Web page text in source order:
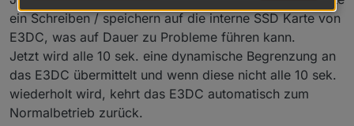
nicht beliebig setzen. Es scheint einen
Mindestwert für VALUE zu geben und bei
manchen MODE-Werten wird VALUE in der
Antwort immer auf 0 zurück gesetzt.Kennt
jemand hier die Abhängigkeiten/Regeln?
Ist "Gesetzte Leistung" für den Wert SET_POWER
ein passender Name? Gibt es für MODE
ein Schreiben / speichern auf die interne SSD Karte von
E3DC, was auf Dauer zu Probleme führen kann.
Jetzt wird alle 10 sek. eine dynamische Begrenzung an
das E3DC übermittelt und wenn diese nicht alle 10 sek.
wiederholt wird, kehrt das E3DC automatisch zum
Normalbetrieb zurück.